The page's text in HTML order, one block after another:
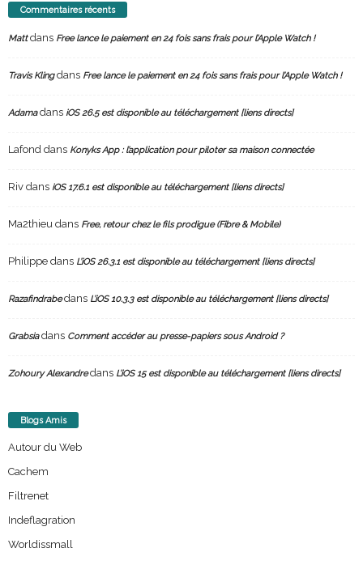
Commentaires récents
Mattdans Free lance le paiement en 24 fois sans frais pour l’Apple Watch !
Travis Klingdans Free lance le paiement en 24 fois sans frais pour l’Apple Watch !
Adamadans iOS 26.5 est disponible au téléchargement [liens directs]
Lafond dans Konyks App : l’application pour piloter sa maison connectée
Riv dans iOS 17.6.1 est disponible au téléchargement [liens directs]
Ma2thieu dans Free, retour chez le fils prodigue (Fibre & Mobile)
Philippe dans L’iOS 26.3.1 est disponible au téléchargement [liens directs]
Razafindrabedans L’iOS 10.3.3 est disponible au téléchargement [liens directs]
Grabsiadans Comment accéder au presse-papiers sous Android ?
Zohoury Alexandredans L’iOS 15 est disponible au téléchargement [liens directs]
Blogs Amis
Autour du Web
Cachem
Filtrenet
Indeflagration
Worldissmall